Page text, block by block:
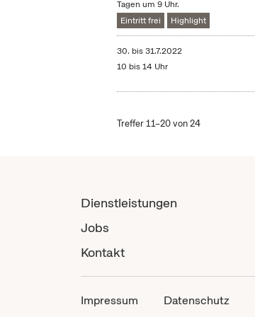
Tagen um 9 Uhr.
Eintritt frei
Highlight
30. bis31.7.2022
10 bis 14 Uhr
Treffer 11–20 von 24
Dienstleistungen
Jobs
Kontakt
Impressum Datenschutz